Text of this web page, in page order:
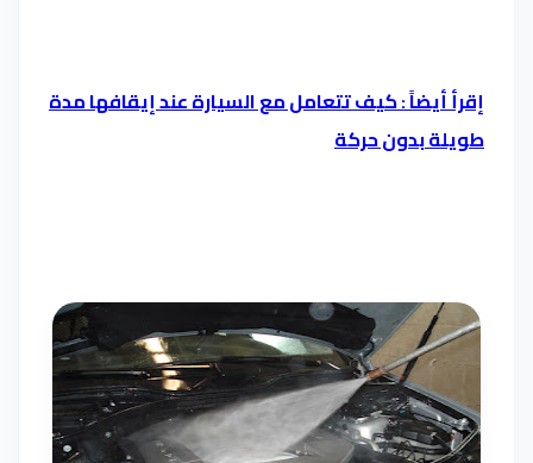
إقرأ أيضاً : كيف تتعامل مع السيارة عند إيقافها مدة
طويلة بدون حركة